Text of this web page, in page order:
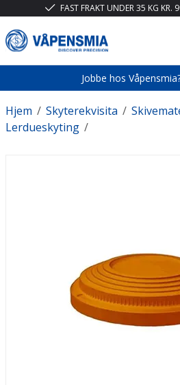
FAST FRAKT UNDER 35 KG KR.
Jobbe hos
/
Hjem /
Skyterekvisita
/
Lerdueskyting